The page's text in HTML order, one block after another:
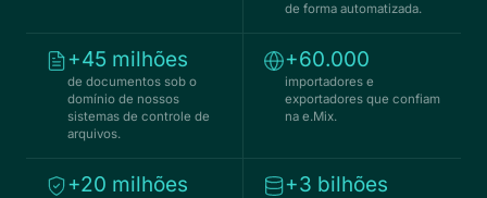
de forma automatizada.
+45 milhões
de documentos sob o
domínio de nossos
sistemas de controle de
arquivos.
+60.000
importadores e
exportadores que confiam
na e.Mix.
+20 milhões +3 bilhões